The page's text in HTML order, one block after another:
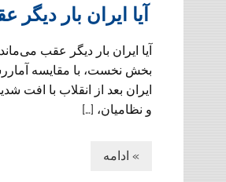
آیا ایران بار
آیا ایران بار دیگر عقب
بخش نخست، با مقایسه
ایران بعد از انقلاب با
و نظامیان، […]
» ادامه